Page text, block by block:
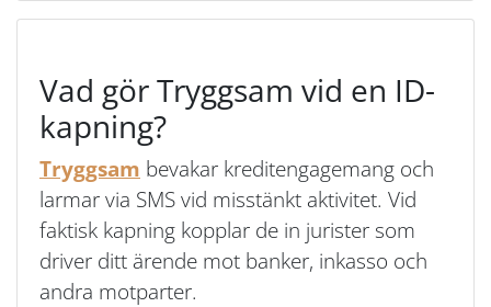
Vad gör Tryggsam vid en ID-
kapning?
Tryggsam bevakar kreditengagemang och
larmar via SMS vid misstänkt aktivitet. Vid
faktisk kapning kopplar de in jurister som
driver ditt ärende mot banker, inkasso och
andra motparter.